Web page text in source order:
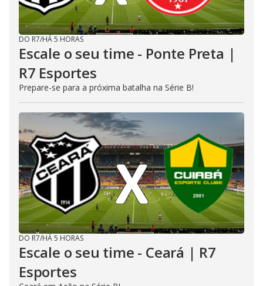
DO R7/HÁ 5 HORAS
Escale o seu time - Ponte Preta |
R7 Esportes
Prepare-se para a próxima batalha na Série B!
DO R7/HÁ 5 HORAS
Escale o seu time - Ceará | R7
Esportes